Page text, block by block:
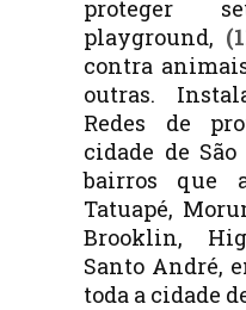
proteger
playground,
contra
outras.
Redes de
cidade de
bairros que
Tatuapé,
Brooklin,
Santo André,
toda a cidade